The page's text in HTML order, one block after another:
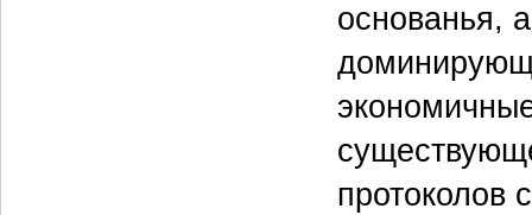
основанья,
протоколов